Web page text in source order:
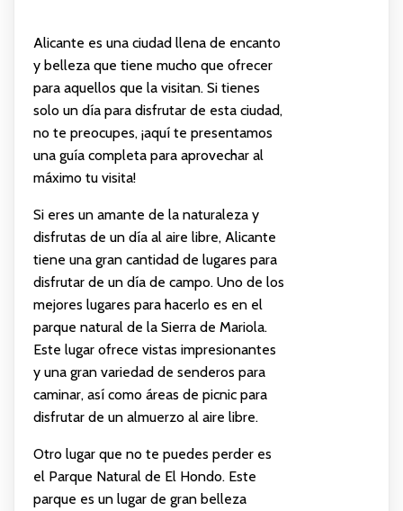
Alicante es una ciudad llena de encanto
y belleza que tiene mucho que ofrecer
para aquellos que la visitan. Si tienes
solo un día para disfrutar de esta ciudad,
no te preocupes, ¡aquí te presentamos
una guía completa para aprovechar al
máximo tu visita!
Si eres un amante de la naturaleza y
disfrutas de un día al aire libre, Alicante
tiene una gran cantidad de lugares para
disfrutar de un día de campo. Uno de los
mejores lugares para hacerlo es en el
parque natural de la Sierra de Mariola.
Este lugar ofrece vistas impresionantes
y una gran variedad de senderos para
caminar, así como áreas de picnic para
disfrutar de un almuerzo al aire libre.
Otro lugar que no te puedes perder es
el Parque Natural de El Hondo. Este
parque es un lugar de gran belleza